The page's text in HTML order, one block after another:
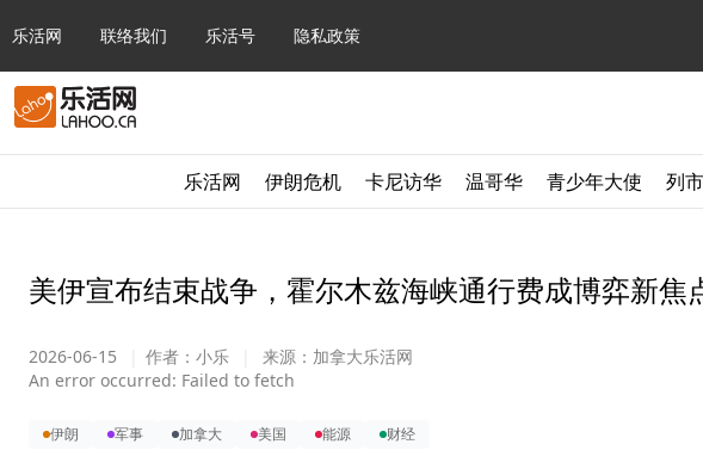
乐活网 联络我们 乐活号 隐私政策
乐活网 伊朗危机 卡尼访华 温哥华 青少年大使 列
美伊宣布结束战争，霍尔木兹海峡通行费成博弈新焦
2026-06-15 作者： 小乐 来源： 加拿大乐活网
An error occurred: Failed to fetch
伊朗 军事 加拿大 美国 能源 财经